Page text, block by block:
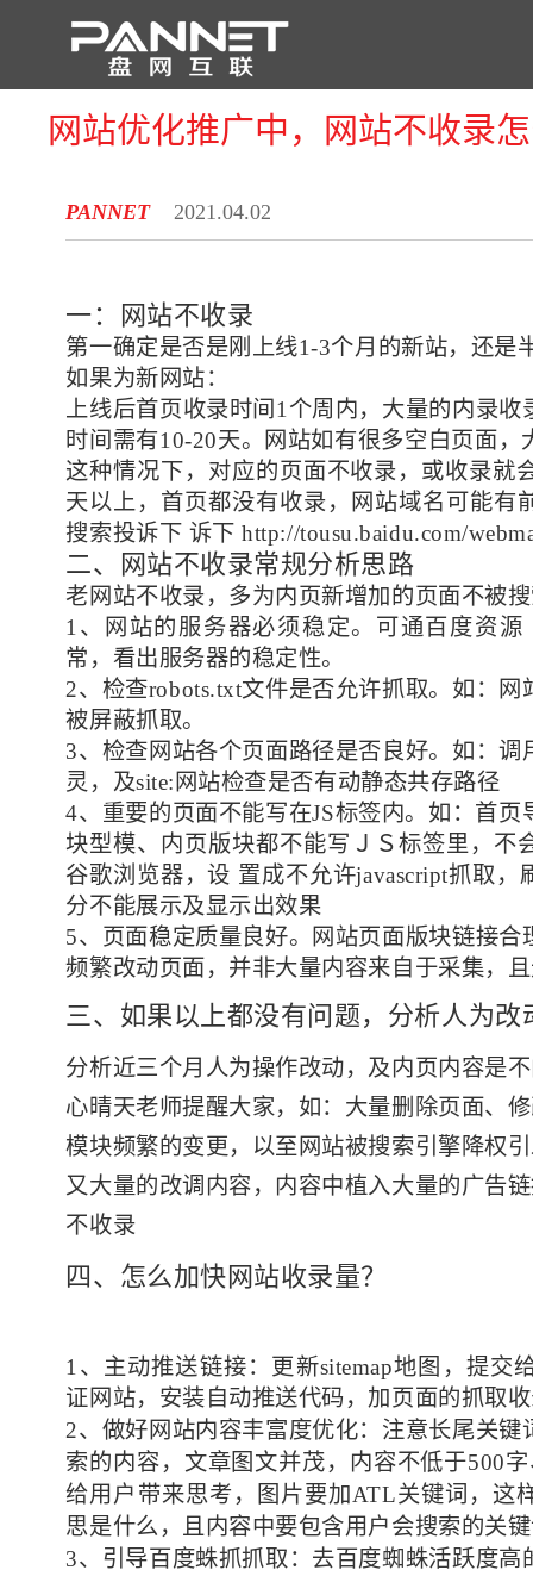
首 页
网站优化推广中，网站不收录
PANNET 2021.04.02
一：网站不收录
第一确定是否是刚上线1-3个月的新站，还是
如果为新网站：
上线后首页收录时间1个周内，大量的内录
时间需有10-20天。网站如有很多空白页面
这种情况下，对应的页面不收录，或收录就
天以上，首页都没有收录，网站域名可能有
搜索投诉下 诉下 http://tousu.baidu.com/
二、网站不收录常规分析思路
老网站不收录，多为内页新增加的页面不被
1、网站的服务器必须稳定。可通百度资
常，看出服务器的稳定性。
2、检查robots.txt文件是否允许抓取。如：
被屏蔽抓取。
3、检查网站各个页面路径是否良好。如：
灵，及site:网站检查是否有动静态共存路径
4、重要的页面不能写在JS标签内。如：首
块型模、内页版块都不能写ＪＳ标签里，不
谷歌浏览器，设 置成不允许javascript抓取，
分不能展示及显示出效果
5、页面稳定质量良好。网站页面版块链接
频繁改动页面，并非大量内容来自于采集，
三、如果以上都没有问题，分析人为改
分析近三个月人为操作改动，及内页内容是
心晴天老师提醒大家，如：大量删除页面、
模块频繁的变更，以至网站被搜索引擎降权
又大量的改调内容，内容中植入大量的广告
不收录
四、怎么加快网站收录量？
1、主动推送链接：更新sitemap地图，提交
证网站，安装自动推送代码，加页面的抓取
2、做好网站内容丰富度优化：注意长尾关
索的内容，文章图文并茂，内容不低于500
给用户带来思考，图片要加ATL关键词，这
思是什么，且内容中要包含用户会搜索的关
3、引导百度蛛抓抓取：去百度蜘蛛活跃度